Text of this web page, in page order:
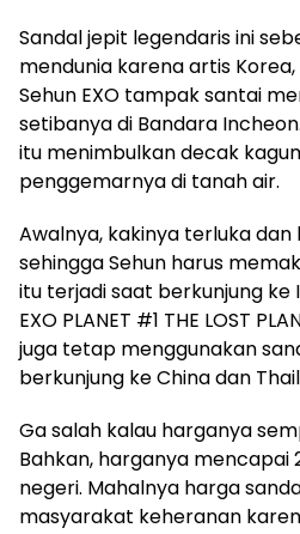
Sandal jepit legendaris ini
mendunia karena artis Korea,
Sehun EXO tampak santai
setibanya di Bandara
itu menimbulkan decak
penggemarnya di tanah air.
Awalnya, kakinya terluka
sehingga Sehun harus
itu terjadi saat berkunjung ke
EXO PLANET #1 THE LOST
juga tetap menggunakan
berkunjung ke China dan
Ga salah kalau harganya
Bahkan, harganya mencapai
negeri. Mahalnya harga
masyarakat keheranan